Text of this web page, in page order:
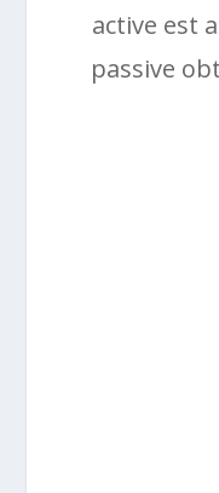
active est
passive